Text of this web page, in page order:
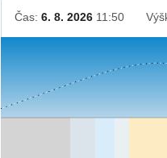
Čas:6. 8. 2026 11:50